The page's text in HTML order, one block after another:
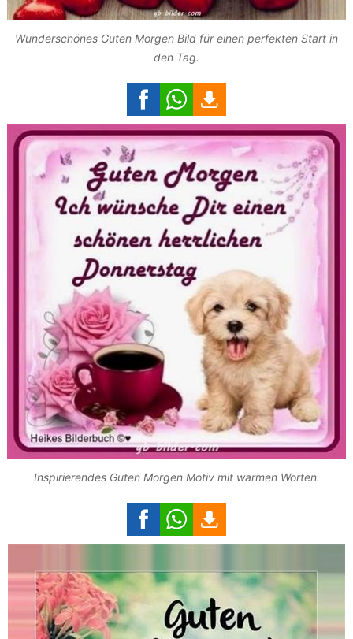
Wunderschönes Guten Morgen Bild für einen perfekten Start in
den Tag.
Inspirierendes Guten Morgen Motiv mit warmen Worten.